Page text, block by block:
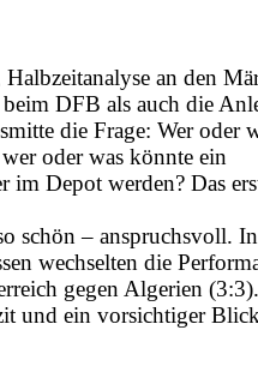
an den
DFB als auch die
die Frage: Wer oder
oder was könnte ein
im Depot werden? Das
schön – anspruchsvoll.
wechselten die
gegen Algerien (3:3).
und ein vorsichtiger